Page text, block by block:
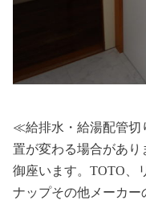
≪給排水・給湯配管切
置が変わる場合があ
御座います。TOTO、
ナップその他メーカ